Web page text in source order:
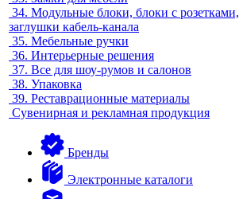
34. Модульные блоки, блоки с розетками,
заглушки кабель-канала
35. Мебельные ручки
36. Интерьерные решения
37. Все для шоу-румов и салонов
38. Упаковка
39. Реставрационные материалы
Сувенирная и рекламная продукция
Бренды
Электронные каталоги